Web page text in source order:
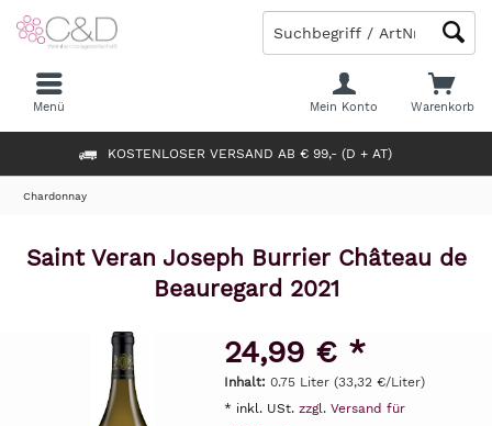
KOSTENLOSER VERSAND AB € 99,- (D + AT)
Warenkorb
Mein Konto
Menü
Chardonnay
Saint Veran Joseph Burrier Château de
Beauregard 2021
24,99 € *
Inhalt: 0.75 Liter (33,32 €/Liter)
* inkl. USt. zzgl. Versand für